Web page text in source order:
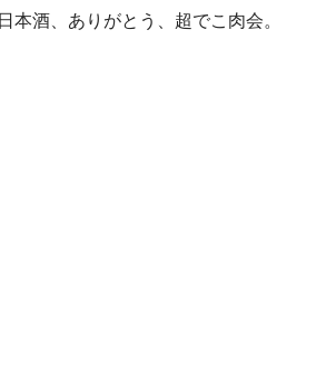
本酒、ありがとう、超でこ肉会。